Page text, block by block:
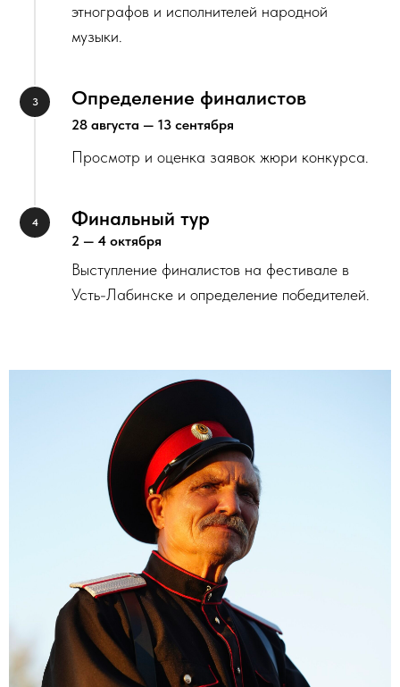
этнографов и исполнителей народной
музыки.
Определение финалистов
28 августа — 13 сентября
Просмотр и оценка заявок жюри конкурса.
Финальный тур
2 — 4 октября
Выступление финалистов на фестивале в
Усть-Лабинске и определение победителей.